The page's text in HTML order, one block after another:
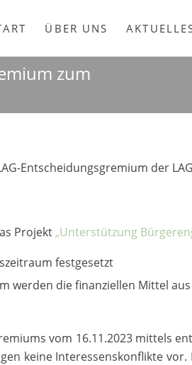
ÜBER UNS
zum
Entscheidungsgremium der
Projekt„Unterstützung
festgesetzt
die finanziellen Mittel
vom 16.11.2023 mittels
keine Interessenskonflikte